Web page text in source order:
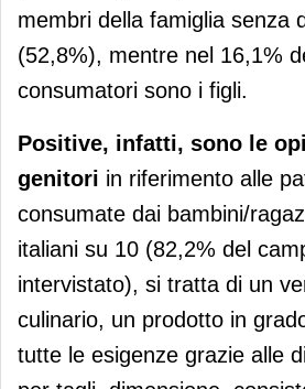
membri della famiglia senza
(52,8%), mentre nel 16,1%
consumatori sono i figli.
Positive, infatti, sono le
genitori in riferimento alle
consumate dai bambini/
italiani su 10 (82,2% del
intervistato), si tratta di un
culinario, un prodotto in
tutte le esigenze grazie alle